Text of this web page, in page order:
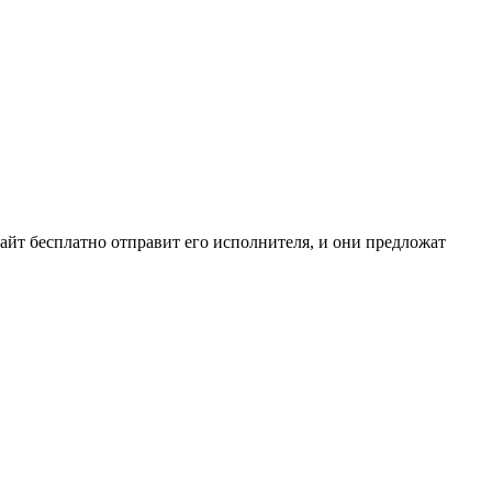
бесплатно отправит его исполнителя, и они предложат